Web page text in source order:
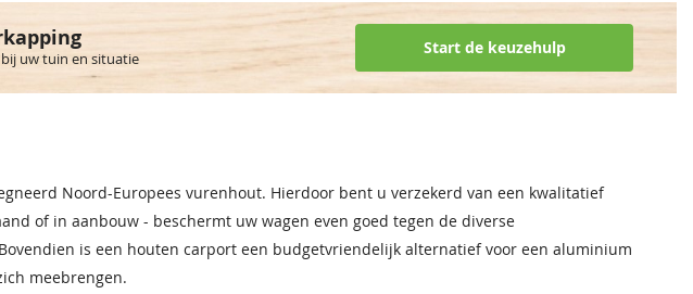
uw tuin en situatie
Start de keuzehulp
Noord-Europees vurenhout. Hierdoor bent u verzekerd van een kwalitatief
of in aanbouw - beschermt uw wagen even goed tegen de diverse
is een houten carport een budgetvriendelijk alternatief voor een aluminium
meebrengen.